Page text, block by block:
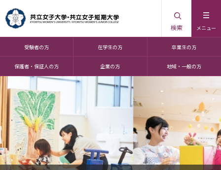
メニュー
検索
受験者の方 在学生の方 卒業生の方
保護者・保証人の方 企業の方 地域・一般の方